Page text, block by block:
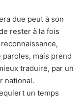
due peut à son
rester à la fois
paroles, mais prend
traduire, par un
national.
un temps